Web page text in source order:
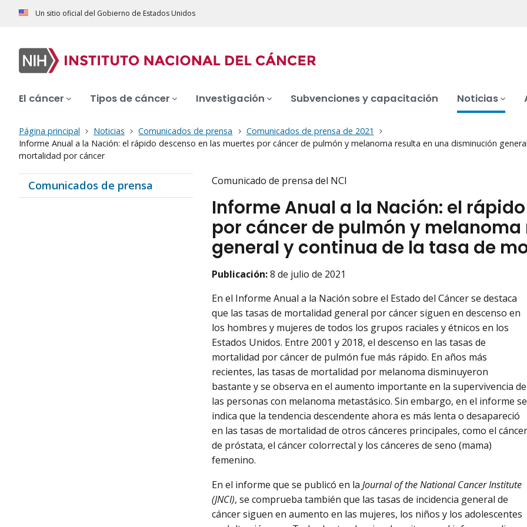
Un sitio oficial del Gobierno de Estados Unidos
El cáncer Tipos de cáncer Investigación Subvenciones y capacitación Noticias
Página principal Noticias Comunicados de prensa
Comunicados de prensa de 2021
Informe Anual a la Nación: el rápido descenso en las muertes por cáncer de pulmón y melanoma resulta en una disminución
mortalidad por cáncer
Comunicados de prensa Comunicado de prensa del NCI
Informe Anual a la Nación: el
por cáncer de pulmón y
general y continua de la tasa de
Publicación:8 de julio de 2021
En el Informe Anual a la Nación sobre el Estado del Cáncer se destaca
que las tasas de mortalidad general por cáncer siguen en descenso en
los hombres y mujeres de todos los grupos raciales y étnicos en los
Estados Unidos. Entre 2001 y 2018, el descenso en las tasas de
mortalidad por cáncer de pulmón fue más rápido. En años más
recientes, las tasas de mortalidad por melanoma disminuyeron
bastante y se observa en el aumento importante en la supervivencia de
las personas con melanoma metastásico. Sin embargo, en el informe se
indica que la tendencia descendente ahora es más lenta o desapareció
en las tasas de mortalidad de otros cánceres principales, como el cáncer
de próstata, el cáncer colorrectal y los cánceres de seno (mama)
femenino.
En el informe que se publicó en la Journal of the National Cancer Institute
(JNCI), se comprueba también que las tasas de incidencia general de
cáncer siguen en aumento en las mujeres, los niños y los adolescentes